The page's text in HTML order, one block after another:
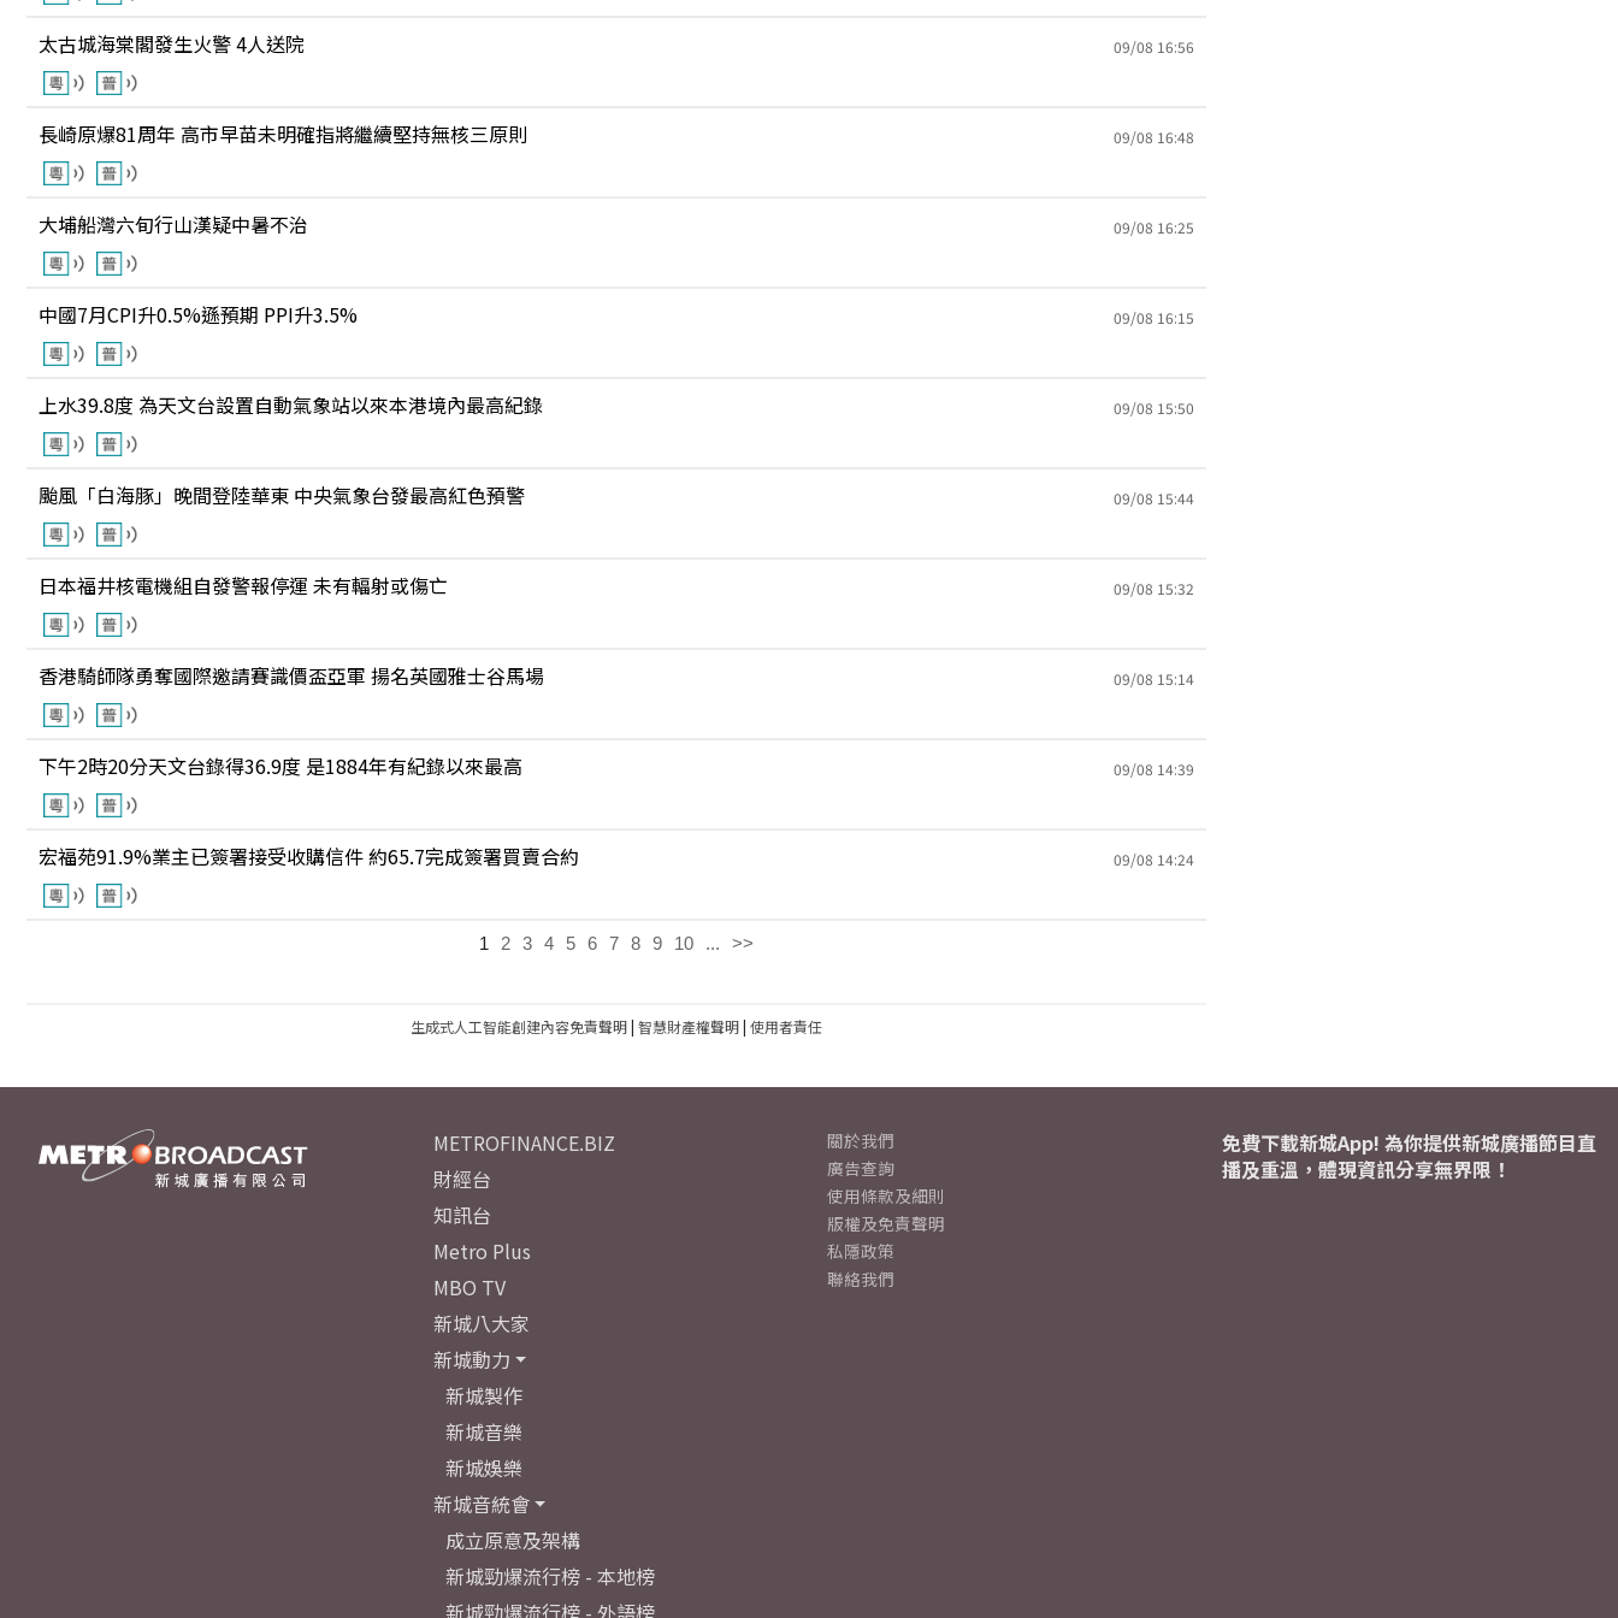
太古城海棠閣發生火警 4人送院 09/08 16:56
長崎原爆81周年 高市早苗未明確指將繼續堅持無核三原則 09/08 16:48
大埔船灣六旬行山漢疑中暑不治 09/08 16:25
中國7月CPI升0.5%遜預期 PPI升3.5% 09/08 16:15
上水39.8度 為天文台設置自動氣象站以來本港境內最高紀錄 09/08 15:50
颱風「白海豚」晚間登陸華東 中央氣象台發最高紅色預警 09/08 15:44
日本福井核電機組自發警報停運 未有輻射或傷亡 09/08 15:32
香港騎師隊勇奪國際邀請賽識價盃亞軍 揚名英國雅士谷馬場 09/08 15:14
下午2時20分天文台錄得36.9度 是1884年有紀錄以來最高 09/08 14:39
宏福苑91.9%業主已簽署接受收購信件 約65.7完成簽署買賣合約 09/08 14:24
1 2 3 4 5 6 7 8 9 10 ... >>
生成式人工智能創建內容免責聲明| 智慧財產權聲明| 使用者責任
METROFINANCE.BIZ
財經台
知訊台
Metro Plus
MBO TV
新城八大家
新城動力
新城製作
新城音樂
新城娛樂
新城音統會
成立原意及架構
新城勁爆流行榜 - 本地榜
新城勁爆流行榜 - 外語榜
關於我們
廣告查詢
使用條款及細則
版權及免責聲明
私隱政策
聯絡我們
免費下載新城App! 為你提供新城廣播節目直
播及重溫，體現資訊分享無界限！